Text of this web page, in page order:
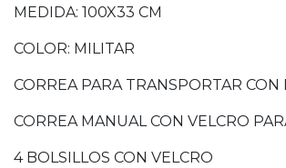
MEDIDA: 100X33 CM
COLOR: MILITAR
CORREA PARA TRANSPORTAR CON
CORREA MANUAL CON VELCRO
4 BOLSILLOS CON VELCRO